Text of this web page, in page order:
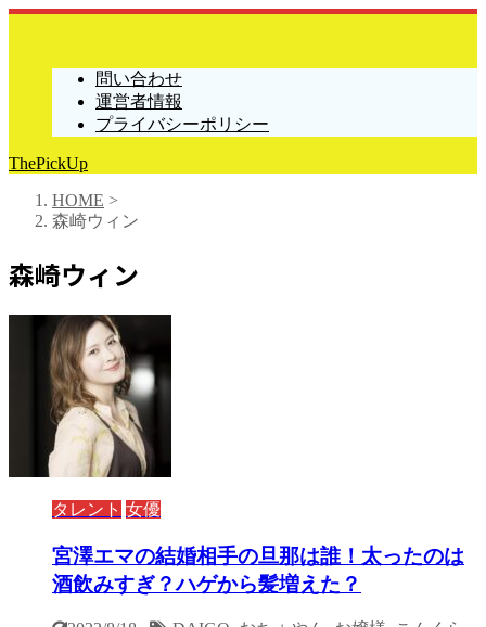
問い合わせ
運営者情報
プライバシーポリシー
ThePickUp
HOME >
森崎ウィン
森崎ウィン
タレント 女優
宮澤エマの結婚相手の旦那は誰！太ったのは
酒飲みすぎ？ハゲから髪増えた？